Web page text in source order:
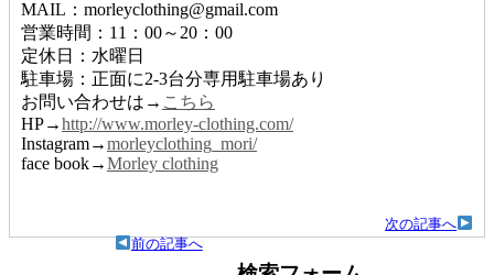
MAIL：morleyclothing@gmail.com
営業時間：11：00～20：00
定休日：水曜日
駐車場：正面に2-3台分専用駐車場あり
お問い合わせは→ こちら
HP→http://www.morley-clothing.com/
Instagram→morleyclothing_mori/
face book→Morley clothing
次の記事へ
前の記事へ